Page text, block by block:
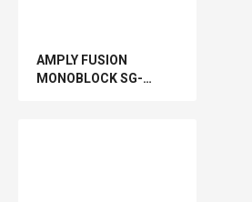
AMPLY FUSION
MONOBLOCK SG-